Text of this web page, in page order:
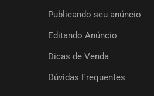
Publicando seu anúncio
Editando Anúncio
Dicas de Venda
Dúvidas Frequentes